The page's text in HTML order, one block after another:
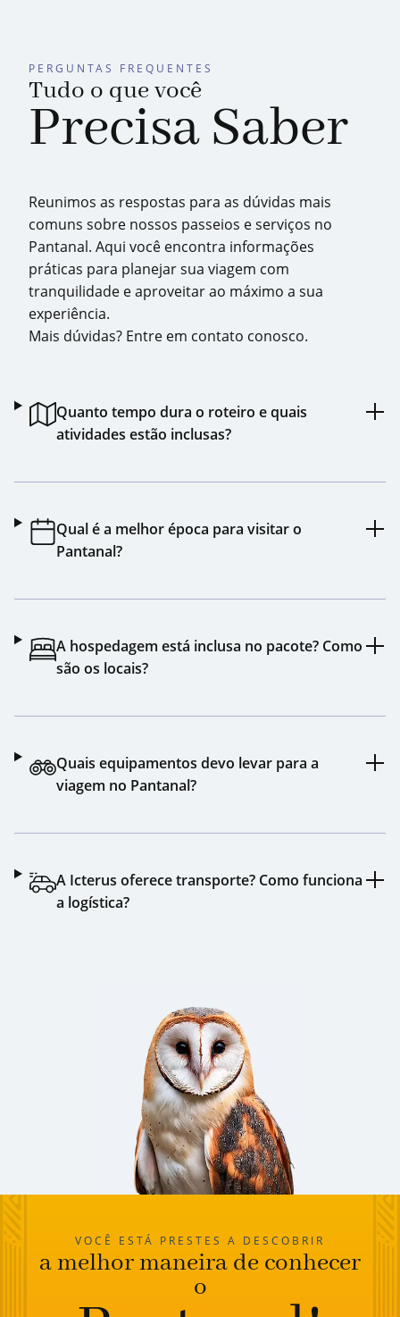
PERGUNTAS FREQUENTES
Tudo o que você
Precisa Saber
Reunimos as respostas para as dúvidas mais
comuns sobre nossos passeios e serviços no
Pantanal. Aqui você encontra informações
práticas para planejar sua viagem com
tranquilidade e aproveitar ao máximo a sua
experiência.
Mais dúvidas? Entre em contato conosco.
Quanto tempo dura o roteiro e quais
atividades estão inclusas?
Qual é a melhor época para visitar o
Pantanal?
A hospedagem está inclusa no pacote? Como
são os locais?
Quais equipamentos devo levar para a
viagem no Pantanal?
A Icterus oferece transporte? Como funciona
a logística?
VOCÊ ESTÁ PRESTES A DESCOBRIR
a melhor maneira de conhecer
o